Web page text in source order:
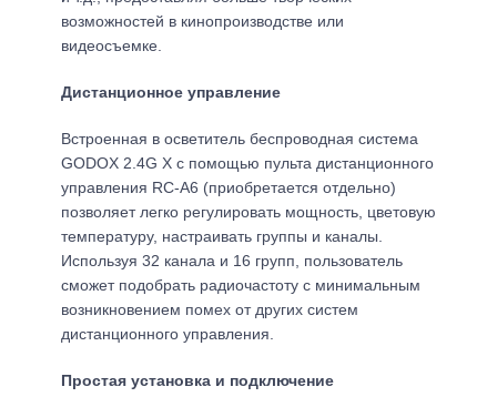
возможностей в кинопроизводстве или
видеосъемке.
Дистанционное управление
Встроенная в осветитель беспроводная система
GODOХ 2.4G X с помощью пульта дистанционного
управления RC-А6 (приобретается отдельно)
позволяет легко регулировать мощность, цветовую
температуру, настраивать группы и каналы.
Используя 32 канала и 16 групп, пользователь
сможет подобрать радиочастоту с минимальным
возникновением помех от других систем
дистанционного управления.
Простая установка и подключение